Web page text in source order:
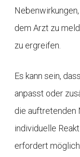
dem Arzt zu
zu ergreifen.
Es kann sein,
anpasst oder
die auftretenden
individuelle
erfordert